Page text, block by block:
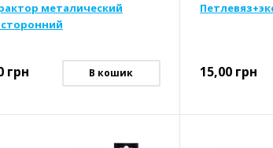
металический
грн В кошик 15,00 грн